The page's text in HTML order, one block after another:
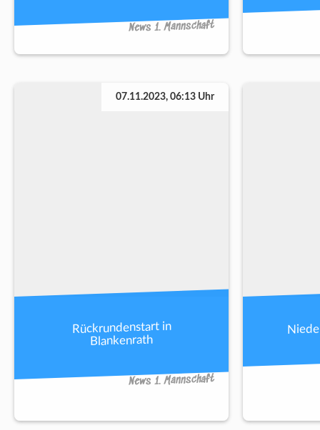
News 1. Mannschaft
07.11.2023, 06:13 Uhr
Rückrundenstart in
Blankenrath
News 1. Mannschaft